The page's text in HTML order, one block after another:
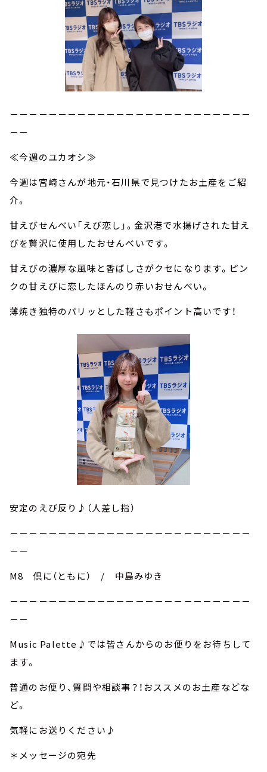
－－－－－－－－－－－－－－－－－－－－－－－－－
－－
≪今週のユカオシ≫
今週は宮崎さんが地元・石川県で見つけたお土産をご紹
介。
甘えびせんべい「えび恋し」。金沢港で水揚げされた甘え
びを贅沢に使用したおせんべいです。
甘えびの濃厚な風味と香ばしさがクセになります。ピン
クの甘えびに恋したほんのり赤いおせんべい。
薄焼き独特のパリッとした軽さもポイント高いです！
安定のえび反り♪（人差し指）
－－－－－－－－－－－－－－－－－－－－－－－－－
－－
M8 倶に（ともに） / 中島みゆき
－－－－－－－－－－－－－－－－－－－－－－－－－
－－
Music Palette♪では皆さんからのお便りをお待ちして
ます。
普通のお便り、質問や相談事？！おススメのお土産などな
ど。
気軽にお送りください♪
＊メッセージの宛先